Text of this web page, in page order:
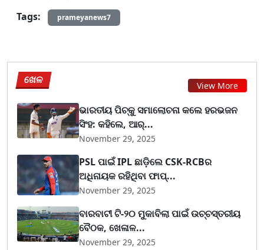
Tags:
prameyanews7
ଖେଳ View More
ଭାରତୀୟ ପିଚ୍‌କୁ ସମାଲୋଚନା କଲେ ହରଭଜନ
ସିଂହ: କହିଲେ, ଆର୍...
November 29, 2025
PSL ପାଇଁ IPL ଛାଡ଼ିଲେ CSK-RCBର
ଅଧିନାୟକ ରହିଥିବା ଫାପ୍...
November 29, 2025
ବାରବାଟୀ ଟି-୨୦ ମୁକାବିଲା ପାଇଁ ଉଚ୍ଚସ୍ତରୀୟ
ବୈଠକ, ଖେଳାଳ...
November 29, 2025